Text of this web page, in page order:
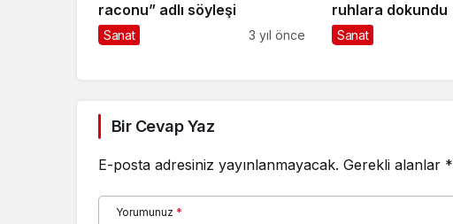
raconu” adlı söyleşi
Sanat 3 yıl önce
ruhlara dokundu
Sanat
Bir Cevap Yaz
E-posta adresiniz yayınlanmayacak. Gerekli alanlar *
Yorumunuz *